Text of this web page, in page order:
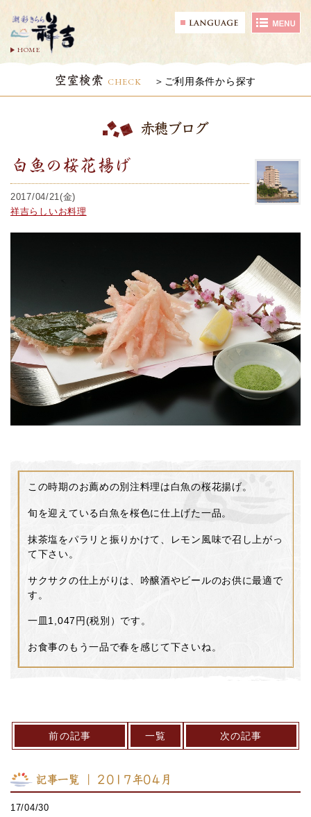
HOME
空室検索 CHECK ご利用条件から探す
赤穂ブログ
白魚の桜花揚げ
2017/04/21(金)
祥吉らしいお料理
この時期のお薦めの別注料理は白魚の桜花揚げ。
旬を迎えている白魚を桜色に仕上げた一品。
抹茶塩をパラリと振りかけて、レモン風味で召し上がっ
て下さい。
サクサクの仕上がりは、吟醸酒やビールのお供に最適で
す。
一皿1,047円(税別）です。
お食事のもう一品で春を感じて下さいね。
前の記事 一覧 次の記事
記事一覧 ｜ 2017年04月
17/04/30